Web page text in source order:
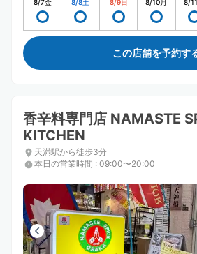
8/7金 8/8土 8/9日 8/10月 8/11
この店舗を予約す
香辛料専門店 NAMASTE
KITCHEN
天満駅から徒歩3分
本日の営業時間 : 09:00〜20:00